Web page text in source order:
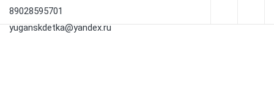
89028595701
yuganskdetka@yandex.ru